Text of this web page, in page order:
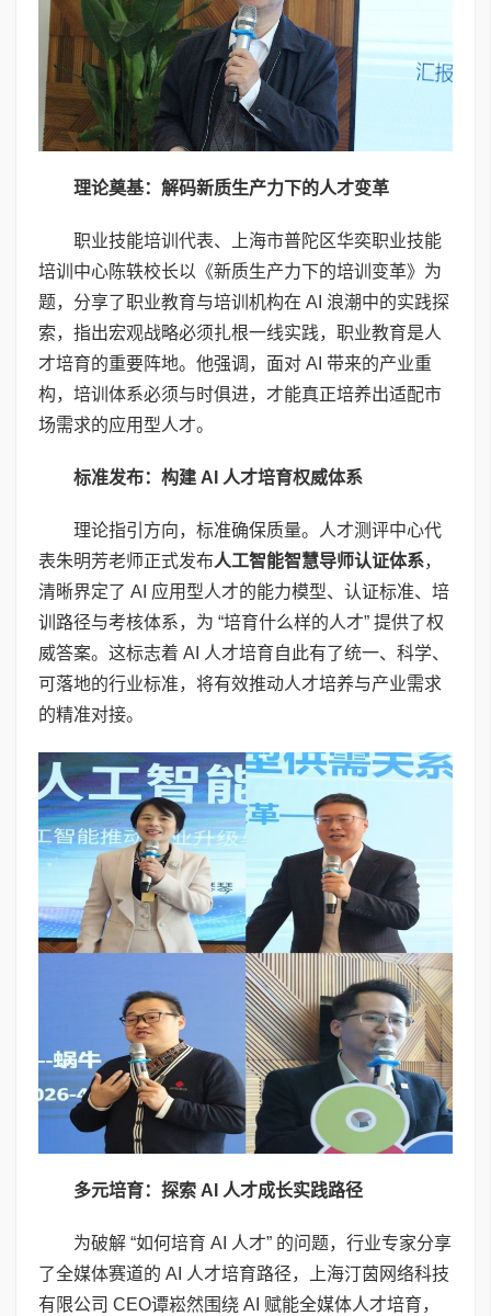
理论奠基：解码新质生产力下的人才变革
职业技能培训代表、上海市普陀区华奕职业技能
培训中心陈轶校长以《新质生产力下的培训变革》为
题，分享了职业教育与培训机构在 AI 浪潮中的实践探
索，指出宏观战略必须扎根一线实践，职业教育是人
才培育的重要阵地。他强调，面对 AI 带来的产业重
构，培训体系必须与时俱进，才能真正培养出适配市
场需求的应用型人才。
标准发布：构建 AI 人才培育权威体系
理论指引方向，标准确保质量。人才测评中心代
表朱明芳老师正式发布人工智能智慧导师认证体系，
清晰界定了 AI 应用型人才的能力模型、认证标准、培
训路径与考核体系，为 “培育什么样的人才” 提供了权
威答案。这标志着 AI 人才培育自此有了统一、科学、
可落地的行业标准，将有效推动人才培养与产业需求
的精准对接。
多元培育：探索 AI 人才成长实践路径
为破解 “如何培育 AI 人才” 的问题，行业专家分享
了全媒体赛道的 AI 人才培育路径，上海汀茵网络科技
有限公司 CEO谭崧然围绕 AI 赋能全媒体人才培育，